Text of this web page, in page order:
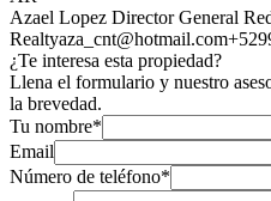
Azael Lopez Director General
Realtyaza_cnt@hotmail.com
¿Te interesa esta propiedad?
Llena el formulario y nuestro
la brevedad.
Tu nombre*
Email
Número de teléfono*